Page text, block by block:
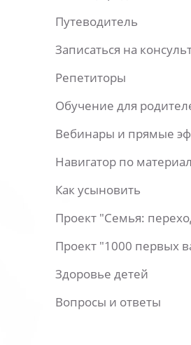
Путеводитель
Записаться на
Репетиторы
Обучение для
Вебинары и прямые
Навигатор по
Как усыновить
Проект "Семья:
Проект "1000 первых
Здоровье детей
Вопросы и ответы